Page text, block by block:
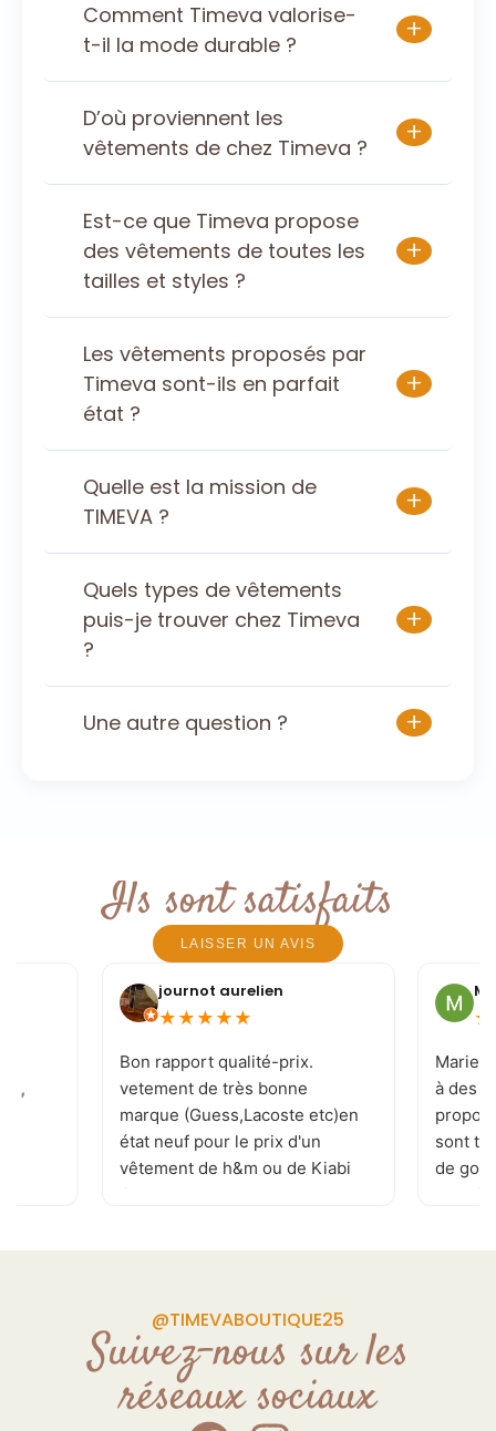
Comment Timeva valorise-
t-il la mode durable ?
+
D’où proviennent les
vêtements de chez Timeva ?
+
Est-ce que Timeva propose
des vêtements de toutes les
tailles et styles ?
+
Les vêtements proposés par
Timeva sont-ils en parfait
état ?
+
Quelle est la mission de
TIMEVA ?
+
Quels types de vêtements
puis-je trouver chez Timeva
?
+
Une autre question ? +
Ils sont satisfaits
LAISSER UN AVIS
! ,
journot aurelien
★ ★ ★ ★ ★
Bon rapport qualité-prix.
vetement de très bonne
marque (Guess,Lacoste etc)en
état neuf pour le prix d'un
vêtement de h&m ou de Kiabi
.je recommande . page
plusieurs fois par jour
souriante et a l'écoute de vos
demande Donc allé y sans
craintes
★
Marie-
à des
sont
de
@TIMEVABOUTIQUE25
Suivez-nous sur les
réseaux sociaux